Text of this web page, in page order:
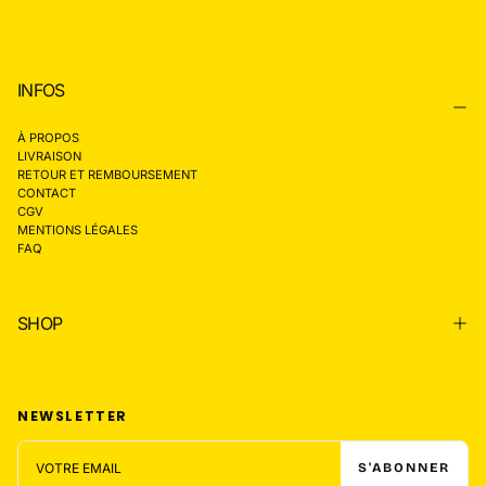
INFOS
À PROPOS
LIVRAISON
RETOUR ET REMBOURSEMENT
CONTACT
CGV
MENTIONS LÉGALES
FAQ
SHOP
NEWSLETTER
EMAIL
S'ABONNER